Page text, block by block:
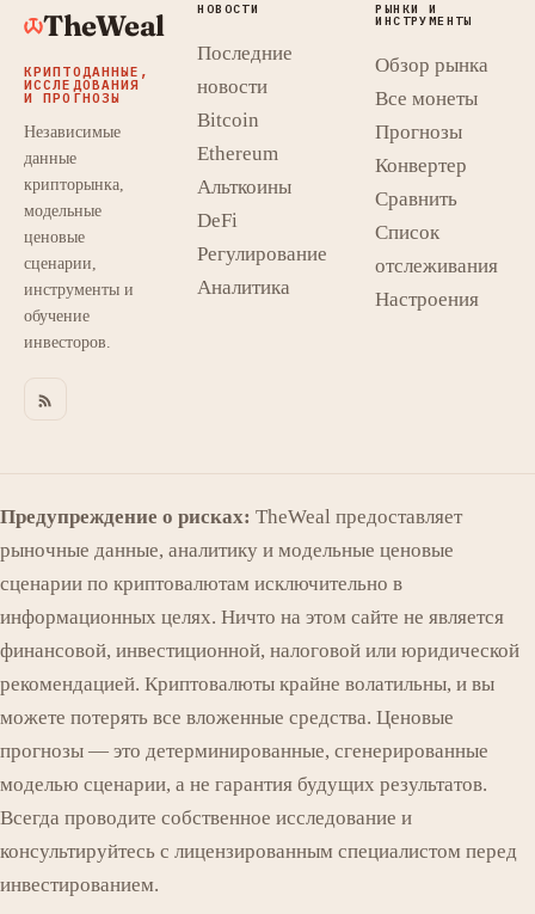
TheWeal
КРИПТОДАННЫЕ,
ИССЛЕДОВАНИЯ
И ПРОГНОЗЫ
Независимые
данные
крипторынка,
модельные
ценовые
сценарии,
инструменты и
обучение
инвесторов.
НОВОСТИ
Последние
новости
Bitcoin
Ethereum
Альткоины
DeFi
Регулирование
Аналитика
РЫНКИ И
ИНСТРУМЕНТЫ
Обзор рынка
Все монеты
Прогнозы
Конвертер
Сравнить
Список
отслеживания
Настроения
Предупреждение о рисках: TheWeal предоставляет
рыночные данные, аналитику и модельные ценовые
сценарии по криптовалютам исключительно в
информационных целях. Ничто на этом сайте не является
финансовой, инвестиционной, налоговой или юридической
рекомендацией. Криптовалюты крайне волатильны, и вы
можете потерять все вложенные средства. Ценовые
прогнозы — это детерминированные, сгенерированные
моделью сценарии, а не гарантия будущих результатов.
Всегда проводите собственное исследование и
консультируйтесь с лицензированным специалистом перед
инвестированием.